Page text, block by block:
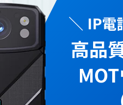
話・現場遠隔確認・録画・顔認証
＼ IP電
高品